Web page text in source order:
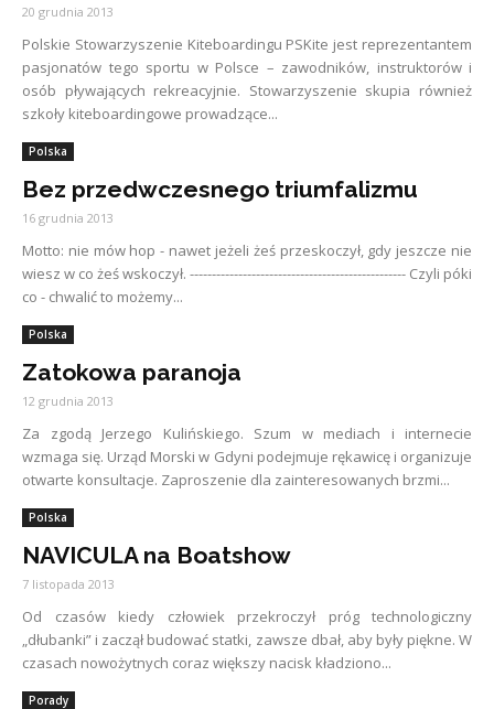
20 grudnia 2013
Polskie Stowarzyszenie Kiteboardingu PSKite jest reprezentantem
pasjonatów tego sportu w Polsce – zawodników, instruktorów i
osób pływających rekreacyjnie. Stowarzyszenie skupia również
szkoły kiteboardingowe prowadzące...
Polska
Bez przedwczesnego triumfalizmu
16 grudnia 2013
Motto: nie mów hop - nawet jeżeli żeś przeskoczył, gdy jeszcze nie
wiesz w co żeś wskoczył. ------------------------------------------------- Czyli póki
co - chwalić to możemy...
Polska
Zatokowa paranoja
12 grudnia 2013
Za zgodą Jerzego Kulińskiego. Szum w mediach i internecie
wzmaga się. Urząd Morski w Gdyni podejmuje rękawicę i organizuje
otwarte konsultacje. Zaproszenie dla zainteresowanych brzmi...
Polska
NAVICULA na Boatshow
7 listopada 2013
Od czasów kiedy człowiek przekroczył próg technologiczny
„dłubanki” i zaczął budować statki, zawsze dbał, aby były piękne. W
czasach nowożytnych coraz większy nacisk kładziono...
Porady